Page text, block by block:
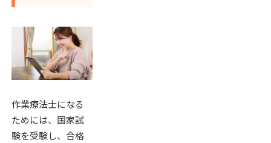
作業療法士になる
ためには、国家試
験を受験し、合格